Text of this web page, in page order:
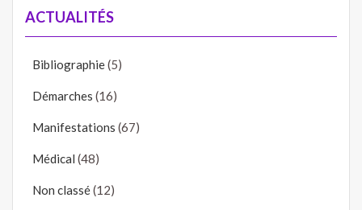
ACTUALITÉS
Bibliographie(5)
Démarches (16)
Manifestations (67)
Médical (48)
Non classé(12)